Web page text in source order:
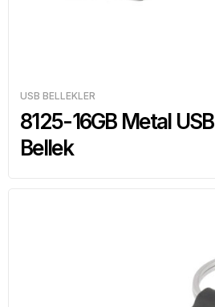
USB BELLEKLER
8125-16GB Metal USB
Bellek